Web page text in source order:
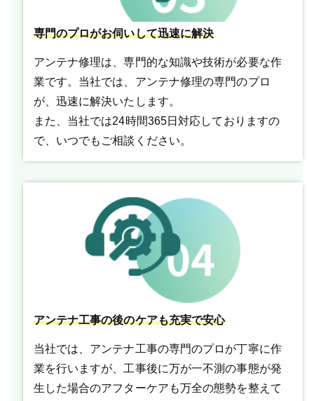
専門のプロがお伺いして迅速に解決
アンテナ修理は、専門的な知識や技術が必要な作
業です。当社では、アンテナ修理の専門のプロ
が、迅速に解決いたします。
また、当社では24時間365日対応しておりますの
で、いつでもご相談ください。
アンテナ工事の後のケアも充実で安心
当社では、アンテナ工事の専門のプロが丁寧に作
業を行いますが、工事後に万が一不測の事態が発
生した場合のアフターケアも万全の態勢を整えて